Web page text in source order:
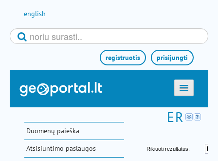
english
prisijungti
registruotis
titulinis
žemėlapiai
el. paslaugos
paieška
Duomenų paieška
Atsisiuntimo paslaugos